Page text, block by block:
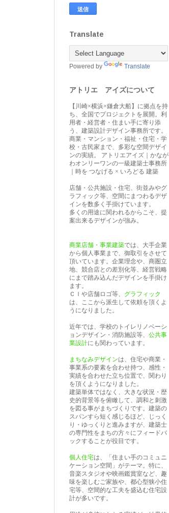
Translate
Powered by Translate
アトリエ アイズについて
【川崎×横浜×鎌倉大船】に拠点を持
ち、全国でプロジェクトを展開。利
用者・経営者・住まい手に寄り添
う、建築設計デザイン事務所です。
商業・マンション・福祉・住宅・学
校・古民家まで、多彩な空間デザイ
ンの実績。 アトリエアイズ｜かなが
わオンリーワンの一級建築士事務所
｜時を つなげる × いろどる 建築
店舗・公共施設・住宅、街並みやグ
ラフィック等、空間にまつわるデザ
インを数多く手掛けています。
多くの用途に関われるからこそ、提
案出来るデザインが強み。
商業店舗・事業建築では、大手企業
から個人事業まで、御取引をさせて
頂いています。企業理念や、商圏立
地、競合店との差別化等、経営戦略
にまで踏み込んだデザインを手掛け
ます。
ＣＩや店舗ロゴ等、 グラフィック
は、ここから派生して依頼を頂くよ
うになりました。
近年では、学校のトイレリノベーシ
ョンデザイン・消防施設等、 公共事
業設計にも関わっています。
まちなみデザインは、住宅や商業・
事業系の要素を合わせ持つ、感性・
実績を合わせた立ち位置で、関わり
を頂くようになりました。
建築単体ではなく、大きな状況・歴
史的背景等を俯瞰して、調和と刺激
を図る事がまちづくりです。建築の
スパンすら短く感じるほど、じっく
り・ゆっくりと進みますが、建築士
の専門性をまちの方々にフィードバ
ックすることが役目です。
個人住宅は、「住まい手のコミュニ
ケーション空間」がテーマ。特に、
音楽スタジオや映画鑑賞室など、趣
味を楽しむご家族や、都心型狭小住
宅等、空間的な工夫を盛込む住宅設
計が多いです。